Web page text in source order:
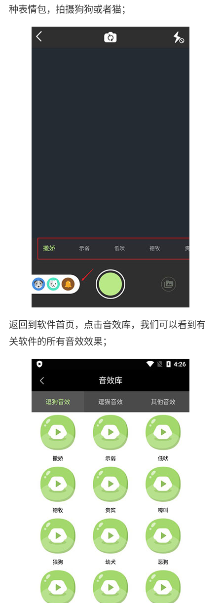
种表情包，拍摄狗狗或者猫；
返回到软件首页，点击音效库，我们可以看到有
关软件的所有音效效果；